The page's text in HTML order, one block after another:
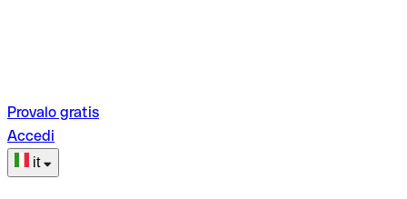
Provalo gratis
Accedi
it